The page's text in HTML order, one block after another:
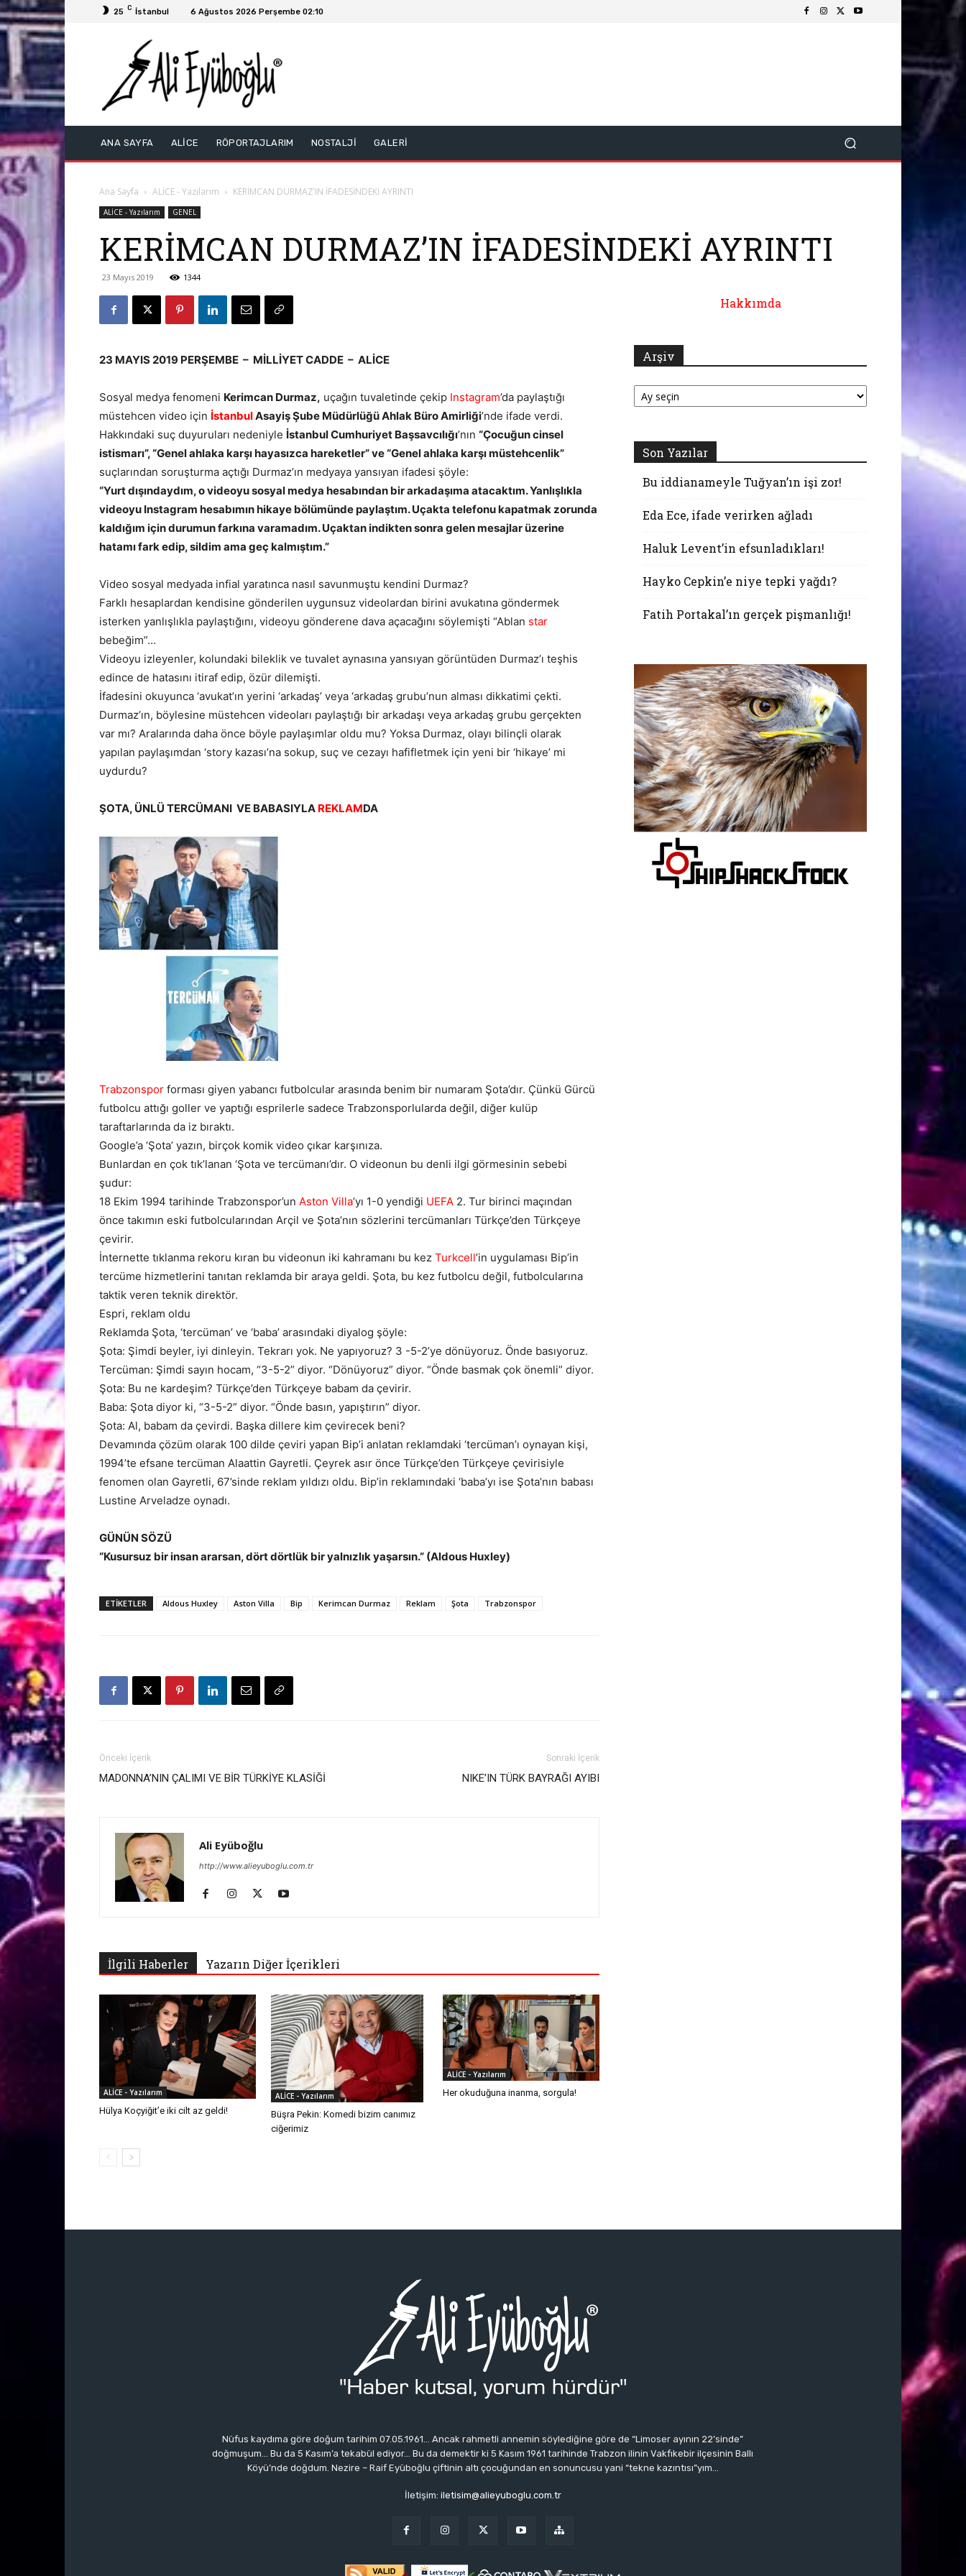
25 C İstanbul 6 Ağustos 2026 Perşembe 02:10
ANA SAYFA ALİCE RÖPORTAJLARIM NOSTALJİ GALERİ
Ana Sayfa ALİCE - Yazılarım KERİMCAN DURMAZ’IN İFADESİNDEKİ AYRINTI
ALİCE - Yazılarım GENEL
KERİMCAN DURMAZ’IN İFADESİNDEKİ AYRINTI
23 Mayıs 2019 1344
23 MAYIS 2019 PERŞEMBE – MİLLİYET CADDE – ALİCE
Sosyal medya fenomeni Kerimcan Durmaz, uçağın tuvaletinde çekip Instagram’da paylaştığı
müstehcen video için İstanbulAsayiş Şube Müdürlüğü Ahlak Büro Amirliği’nde ifade verdi.
Hakkındaki suç duyuruları nedeniyle İstanbul Cumhuriyet Başsavcılığı’nın “Çocuğun cinsel
istismarı”, “Genel ahlaka karşı hayasızca hareketler” ve “Genel ahlaka karşı müstehcenlik”
suçlarından soruşturma açtığı Durmaz’ın medyaya yansıyan ifadesi şöyle:
“Yurt dışındaydım, o videoyu sosyal medya hesabından bir arkadaşıma atacaktım. Yanlışlıkla
videoyu Instagram hesabımın hikaye bölümünde paylaştım. Uçakta telefonu kapatmak zorunda
kaldığım için durumun farkına varamadım. Uçaktan indikten sonra gelen mesajlar üzerine
hatamı fark edip, sildim ama geç kalmıştım.”
Video sosyal medyada infial yaratınca nasıl savunmuştu kendini Durmaz?
Farklı hesaplardan kendisine gönderilen uygunsuz videolardan birini avukatına göndermek
isterken yanlışlıkla paylaştığını, videoyu gönderene dava açacağını söylemişti “Ablan star
bebeğim”…
Videoyu izleyenler, kolundaki bileklik ve tuvalet aynasına yansıyan görüntüden Durmaz’ı teşhis
edince de hatasını itiraf edip, özür dilemişti.
İfadesini okuyunca ‘avukat’ın yerini ‘arkadaş’ veya ‘arkadaş grubu’nun alması dikkatimi çekti.
Durmaz’ın, böylesine müstehcen videoları paylaştığı bir arkadaşı veya arkadaş grubu gerçekten
var mı? Aralarında daha önce böyle paylaşımlar oldu mu? Yoksa Durmaz, olayı bilinçli olarak
yapılan paylaşımdan ‘story kazası’na sokup, suç ve cezayı hafifletmek için yeni bir ‘hikaye’ mi
uydurdu?
ŞOTA, ÜNLÜ TERCÜMANI VE BABASIYLA REKLAMDA
Trabzonspor forması giyen yabancı futbolcular arasında benim bir numaram Şota’dır. Çünkü Gürcü
futbolcu attığı goller ve yaptığı esprilerle sadece Trabzonsporlularda değil, diğer kulüp
taraftarlarında da iz bıraktı.
Google’a ‘Şota’ yazın, birçok komik video çıkar karşınıza.
Bunlardan en çok tık’lanan ‘Şota ve tercümanı’dır. O videonun bu denli ilgi görmesinin sebebi
şudur:
18 Ekim 1994 tarihinde Trabzonspor’un Aston Villa’yı 1-0 yendiği UEFA 2. Tur birinci maçından
önce takımın eski futbolcularından Arçil ve Şota’nın sözlerini tercümanları Türkçe’den Türkçeye
çevirir.
İnternette tıklanma rekoru kıran bu videonun iki kahramanı bu kez Turkcell’in uygulaması Bip’in
tercüme hizmetlerini tanıtan reklamda bir araya geldi. Şota, bu kez futbolcu değil, futbolcularına
taktik veren teknik direktör.
Espri, reklam oldu
Reklamda Şota, ‘tercüman’ ve ‘baba’ arasındaki diyalog şöyle:
Şota: Şimdi beyler, iyi dinleyin. Tekrarı yok. Ne yapıyoruz? 3 -5-2’ye dönüyoruz. Önde basıyoruz.
Tercüman: Şimdi sayın hocam, “3-5-2” diyor. “Dönüyoruz” diyor. “Önde basmak çok önemli” diyor.
Şota: Bu ne kardeşim? Türkçe’den Türkçeye babam da çevirir.
Baba: Şota diyor ki, “3-5-2” diyor. “Önde basın, yapıştırın” diyor.
Şota: Al, babam da çevirdi. Başka dillere kim çevirecek beni?
Devamında çözüm olarak 100 dilde çeviri yapan Bip’i anlatan reklamdaki ‘tercüman’ı oynayan kişi,
1994’te efsane tercüman Alaattin Gayretli. Çeyrek asır önce Türkçe’den Türkçeye çevirisiyle
fenomen olan Gayretli, 67’sinde reklam yıldızı oldu. Bip’in reklamındaki ‘baba’yı ise Şota’nın babası
Lustine Arveladze oynadı.
GÜNÜN SÖZÜ
“Kusursuz bir insan ararsan, dört dörtlük bir yalnızlık yaşarsın.” (Aldous Huxley)
ETİKETLER Aldous Huxley Aston Villa Bip Kerimcan Durmaz Reklam Şota Trabzonspor
Önceki İçerik
MADONNA’NIN ÇALIMI VE BİR TÜRKİYE KLASİĞİ
Sonraki İçerik
NIKE’IN TÜRK BAYRAĞI AYIBI
Ali Eyüboğlu
http://www.alieyuboglu.com.tr
İlgili Haberler Yazarın Diğer İçerikleri
ALİCE - Yazılarım
Hülya Koçyiğit’e iki cilt az geldi!
ALİCE - Yazılarım
Büşra Pekin: Komedi bizim canımız
ciğerimiz
ALİCE - Yazılarım
Her okuduğuna inanma, sorgula!
Hakkımda
Arşiv
Arşiv
Son Yazılar
Bu iddianameyle Tuğyan’ın işi zor!
Eda Ece, ifade verirken ağladı
Haluk Levent’in efsunladıkları!
Hayko Cepkin’e niye tepki yağdı?
Fatih Portakal’ın gerçek pişmanlığı!
Nüfus kaydıma göre doğum tarihim 07.05.1961… Ancak rahmetli annemin söylediğine göre de “Limoser ayının 22’sinde”
doğmuşum… Bu da 5 Kasım’a tekabül ediyor… Bu da demektir ki 5 Kasım 1961 tarihinde Trabzon ilinin Vakfıkebir ilçesinin Ballı
Köyü’nde doğdum. Nezire – Raif Eyüboğlu çiftinin altı çocuğundan en sonuncusu yani “tekne kazıntısı”yım…
İletişim: iletisim@alieyuboglu.com.tr